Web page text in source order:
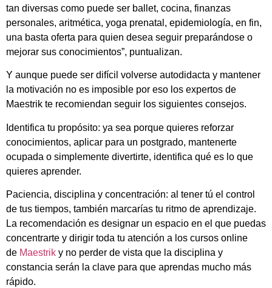
tan diversas como puede ser ballet, cocina, finanzas
personales, aritmética, yoga prenatal, epidemiología, en fin,
una basta oferta para quien desea seguir preparándose o
mejorar sus conocimientos”, puntualizan.
Y aunque puede ser difícil volverse autodidacta y mantener
la motivación no es imposible por eso los expertos de
Maestrik te recomiendan seguir los siguientes consejos.
Identifica tu propósito: ya sea porque quieres reforzar
conocimientos, aplicar para un postgrado, mantenerte
ocupada o simplemente divertirte, identifica qué es lo que
quieres aprender.
Paciencia, disciplina y concentración: al tener tú el control
de tus tiempos, también marcarías tu ritmo de aprendizaje.
La recomendación es designar un espacio en el que puedas
concentrarte y dirigir toda tu atención a los cursos online
de Maestrik y no perder de vista que la disciplina y
constancia serán la clave para que aprendas mucho más
rápido.